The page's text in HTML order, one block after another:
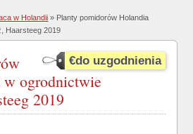
w Holandii » Planty pomidorów Holandia
Haarsteeg 2019
€do uzgodnienia
w ogrodnictwie
2019